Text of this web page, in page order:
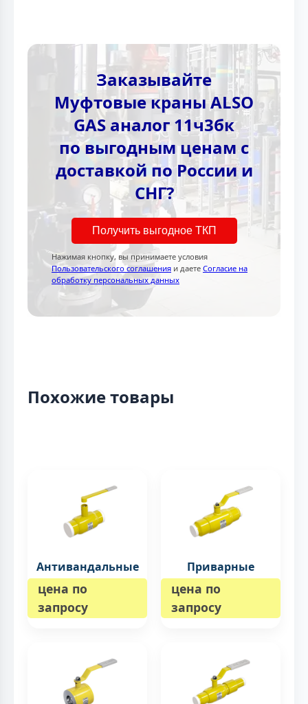
Заказывайте
Муфтовые краны ALSO
GAS аналог 11ч3бк
по выгодным ценам с
доставкой по России и
СНГ?
Получить выгодное ТКП
Нажимая кнопку, вы принимаете условия
Пользовательского соглашения и даете Согласие на
обработку персональных данных
Похожие товары
Антивандальные
цена по
запросу
Приварные
цена по
запросу